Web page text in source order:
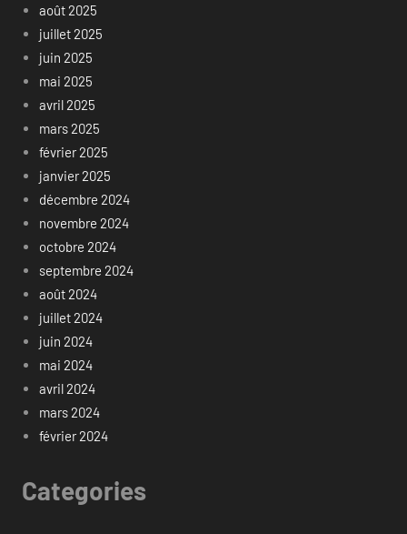
août 2025
juillet 2025
juin 2025
mai 2025
avril 2025
mars 2025
février 2025
janvier 2025
décembre 2024
novembre 2024
octobre 2024
septembre 2024
août 2024
juillet 2024
juin 2024
mai 2024
avril 2024
mars 2024
février 2024
Categories